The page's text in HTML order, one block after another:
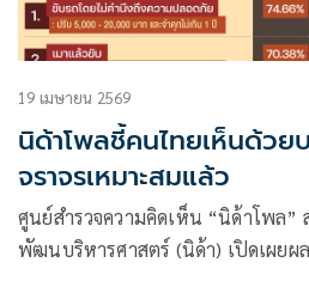
19 เมษายน 2569
นิด้าโพลชี้คนไทยเห็นด้ว
จราจรเหมาะสมแล้ว
ศูนย์สำรวจความคิดเห็น “นิด้าโพล
พัฒนบริหารศาสตร์ (นิด้า) เปิดเผยผ